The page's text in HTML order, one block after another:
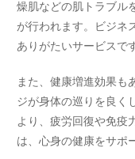
燥肌などの肌トラブル
が行われます。ビジネ
ありがたいサービスで
また、健康増進効果も
ジが身体の巡りを良く
より、疲労回復や免疫
は、心身の健康をサポ